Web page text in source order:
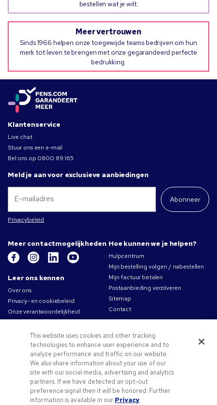
bestellen wat je wilt.
Meer vertrouwen
Sinds 1966 helpen onze toegewijde teams bedrijven om hun
merk tot leven te brengen met onze gegarandeerd perfecte
bedrukking.
Klantenservice
Live chat
Stuur ons een e-mail
Bel ons op 0800 89 165
Meld je aan voor exclusieve aanbiedingen
Abonneer
Privacybeleid
Meer contactmogelijkheden
Leer ons kennen
Over ons
Privacy- en cookiebeleid
Onze verantwoordelijkheid
Algemene verkoopsvoorwaarden
Carrières bij Pens.com
Aanbiedingen &
hulpmiddelen
Promotionele producten
Promocodes & coupons
Tips voor het aanleveren van uw logo
Hoe kunnen we je helpen?
Hulpcentrum
Mijn bestelling volgen / nabestellen
Mijn factuur betalen
Postaanbieding verzilveren
Sitemap
Contact
This website uses cookies and other tracking
technologies to enhance user experience and to
analyze performance and traffic on our website.
We also share information about your use of our
site with our social media, advertising and analytics
partners. If we have detected an opt-out
preference signal then it will be honored. Further
information is available in our Privacy